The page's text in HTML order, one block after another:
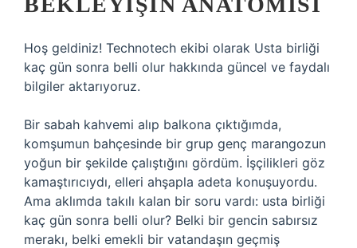
Hoş geldiniz! Technotech ekibi olarak Usta birliği
kaç gün sonra belli olur hakkında güncel ve faydalı
bilgiler aktarıyoruz.
Bir sabah kahvemi alıp balkona çıktığımda,
komşumun bahçesinde bir grup genç marangozun
yoğun bir şekilde çalıştığını gördüm. İşçilikleri göz
kamaştırıcıydı, elleri ahşapla adeta konuşuyordu.
Ama aklımda takılı kalan bir soru vardı: usta birliği
kaç gün sonra belli olur? Belki bir gencin sabırsız
merakı, belki emekli bir vatandaşın geçmiş